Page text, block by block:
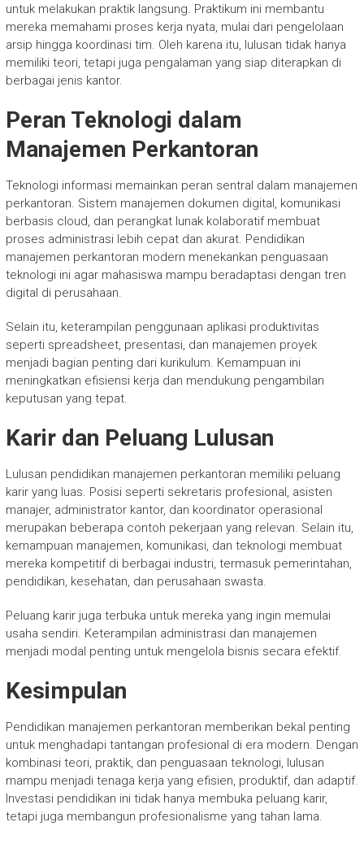
untuk melakukan praktik langsung. Praktikum ini membantu
mereka memahami proses kerja nyata, mulai dari pengelolaan
arsip hingga koordinasi tim. Oleh karena itu, lulusan tidak hanya
memiliki teori, tetapi juga pengalaman yang siap diterapkan di
berbagai jenis kantor.
Peran Teknologi dalam
Manajemen Perkantoran
Teknologi informasi memainkan peran sentral dalam manajemen
perkantoran. Sistem manajemen dokumen digital, komunikasi
berbasis cloud, dan perangkat lunak kolaboratif membuat
proses administrasi lebih cepat dan akurat. Pendidikan
manajemen perkantoran modern menekankan penguasaan
teknologi ini agar mahasiswa mampu beradaptasi dengan tren
digital di perusahaan.
Selain itu, keterampilan penggunaan aplikasi produktivitas
seperti spreadsheet, presentasi, dan manajemen proyek
menjadi bagian penting dari kurikulum. Kemampuan ini
meningkatkan efisiensi kerja dan mendukung pengambilan
keputusan yang tepat.
Karir dan Peluang Lulusan
Lulusan pendidikan manajemen perkantoran memiliki peluang
karir yang luas. Posisi seperti sekretaris profesional, asisten
manajer, administrator kantor, dan koordinator operasional
merupakan beberapa contoh pekerjaan yang relevan. Selain itu,
kemampuan manajemen, komunikasi, dan teknologi membuat
mereka kompetitif di berbagai industri, termasuk pemerintahan,
pendidikan, kesehatan, dan perusahaan swasta.
Peluang karir juga terbuka untuk mereka yang ingin memulai
usaha sendiri. Keterampilan administrasi dan manajemen
menjadi modal penting untuk mengelola bisnis secara efektif.
Kesimpulan
Pendidikan manajemen perkantoran memberikan bekal penting
untuk menghadapi tantangan profesional di era modern. Dengan
kombinasi teori, praktik, dan penguasaan teknologi, lulusan
mampu menjadi tenaga kerja yang efisien, produktif, dan adaptif.
Investasi pendidikan ini tidak hanya membuka peluang karir,
tetapi juga membangun profesionalisme yang tahan lama.